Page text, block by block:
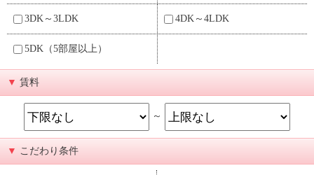
3DK～3LDK 4DK～4LDK
5DK（5部屋以上）
▼ 賃料
～
▼ こだわり条件